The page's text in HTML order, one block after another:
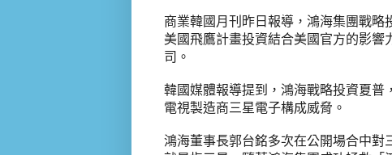
商業韓國月刊昨日報導，鴻海集團戰
美國飛鷹計畫投資結合美國官方的影
司。
韓國媒體報導提到，鴻海戰略投資夏
電視製造商三星電子構成威脅。
鴻海董事長郭台銘多次在公開場合中